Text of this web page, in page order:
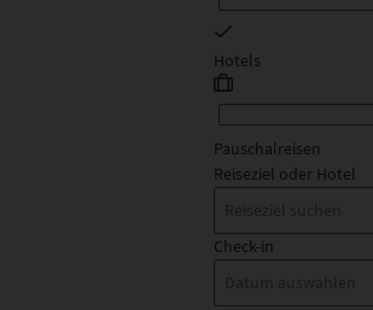
Hotels
Pauschalreisen
Reiseziel oder Hotel
Check-in